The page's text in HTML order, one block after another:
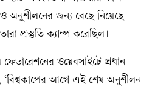
অনুশীলনের জন্য বেছে নিয়েছে
প্রস্তুতি ক্যাম্প করেছিল।
ওয়েবসাইটে প্রধান
আগে এই শেষ অনুশীলন